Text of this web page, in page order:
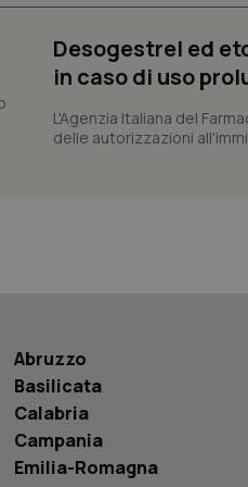
Desogestrel ed
in caso di uso
L'Agenzia Italiana del
delle autorizzazioni
Abruzzo
Basilicata
Calabria
Campania
Emilia-Romagna
tracking-sites-
tracking-enable